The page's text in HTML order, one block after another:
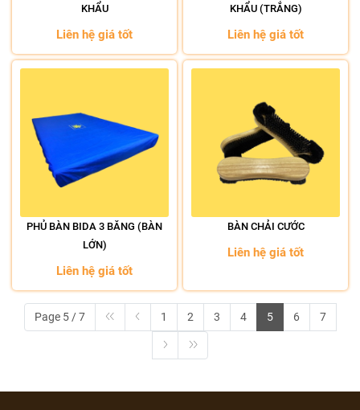
KHẨU
Liên hệ giá tốt
KHẨU (TRẮNG)
Liên hệ giá tốt
PHỦ BÀN BIDA 3 BĂNG (BÀN
LỚN)
Liên hệ giá tốt
BÀN CHẢI CƯỚC
Liên hệ giá tốt
Page 5 / 7 1 2 3 4 5 6 7